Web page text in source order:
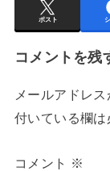
ポスト
コメントを残
メールアドレ
付いている欄
コメント ※